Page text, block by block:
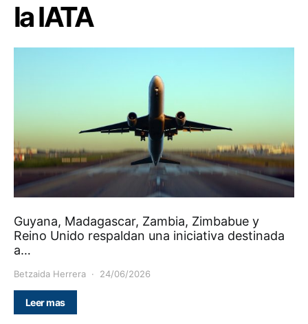
la IATA
Guyana, Madagascar, Zambia, Zimbabue y
Reino Unido respaldan una iniciativa destinada
a…
Betzaida Herrera 24/06/2026
Leer mas